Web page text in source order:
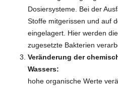
Dosiersysteme. Bei der
Stoffe mitgerissen und auf
eingelagert. Hier werden
zugesetzte Bakterien
Veränderung der
Wassers:
hohe organische Werte